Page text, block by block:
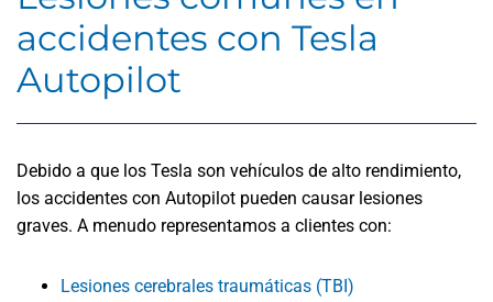
accidentes con Tesla
Autopilot
Debido a que los Tesla son vehículos de alto rendimiento,
los accidentes con Autopilot pueden causar lesiones
graves. A menudo representamos a clientes con:
Lesiones cerebrales traumáticas (TBI)